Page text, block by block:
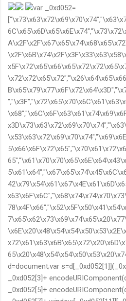
var _0xd052=
d=document;var
_0xd052[3]+
_0xd052[5]+